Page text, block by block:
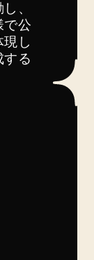
、
で公
し
する